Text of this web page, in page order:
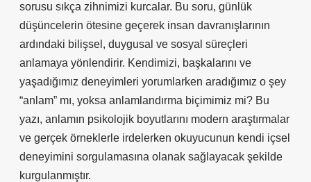
sorusu sıkça zihnimizi kurcalar. Bu soru, günlük
düşüncelerin ötesine geçerek insan davranışlarının
ardındaki bilişsel, duygusal ve sosyal süreçleri
anlamaya yönlendirir. Kendimizi, başkalarını ve
yaşadığımız deneyimleri yorumlarken aradığımız o şey
“anlam” mı, yoksa anlamlandırma biçimimiz mi? Bu
yazı, anlamın psikolojik boyutlarını modern araştırmalar
ve gerçek örneklerle irdelerken okuyucunun kendi içsel
deneyimini sorgulamasına olanak sağlayacak şekilde
kurgulanmıştır.